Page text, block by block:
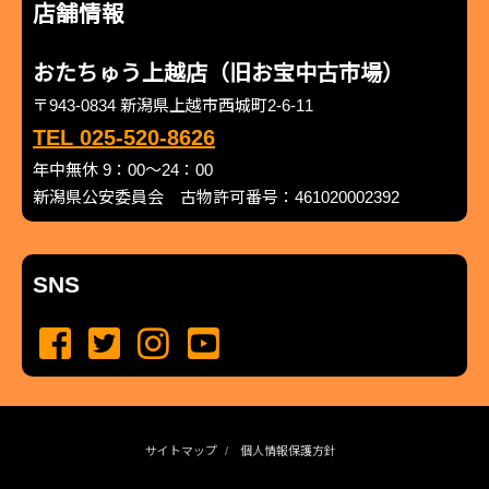
店舗情報
おたちゅう上越店（旧お宝中古市場）
〒943-0834 新潟県上越市西城町2-6-11
TEL 025-520-8626
年中無休 9：00～24：00
新潟県公安委員会 古物許可番号：461020002392
SNS
サイトマップ 個人情報保護方針